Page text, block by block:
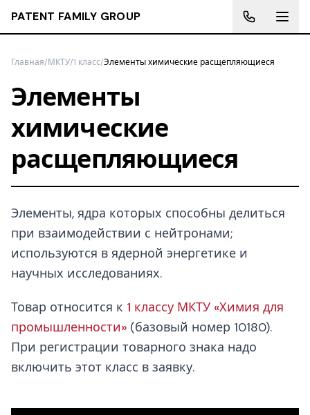
PATENT FAMILY GROUP
Главная/МКТУ/1 класс/Элементы химические расщепляющиеся
Элементы
химические
расщепляющиеся
Элементы, ядра которых способны делиться
при взаимодействии с нейтронами;
используются в ядерной энергетике и
научных исследованиях.
Товар относится к 1 классу МКТУ «Химия для
промышленности» (базовый номер 10180).
При регистрации товарного знака надо
включить этот класс в заявку.